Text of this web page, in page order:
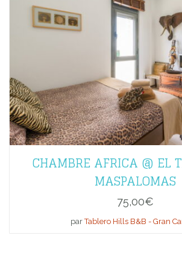
CHAMBRE AFRICA @ EL
MASPALOMAS
75,00€
parTablero Hills B&B - Gran